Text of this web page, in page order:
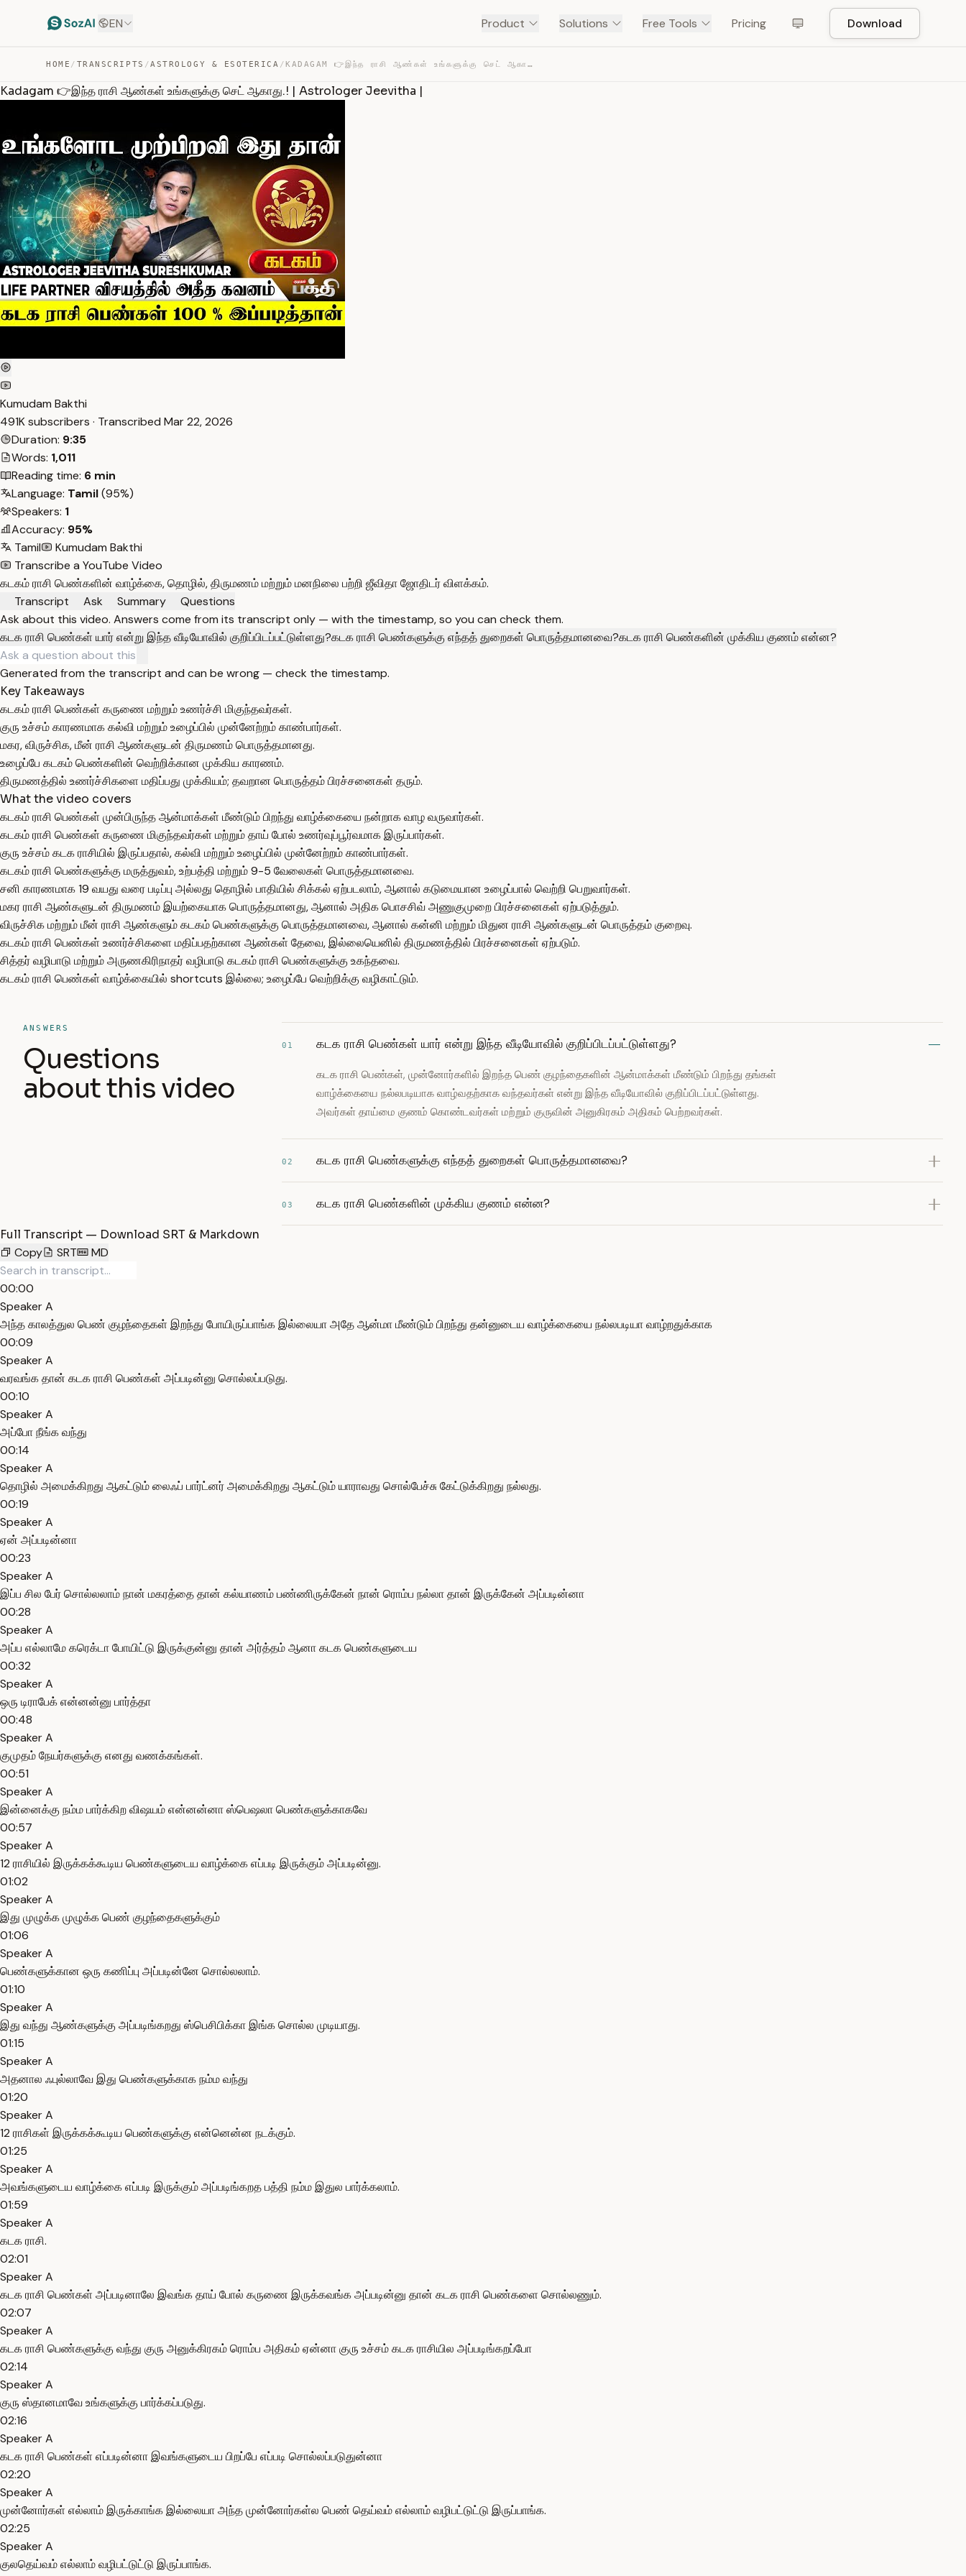
EN Product Solutions Free Tools Pricing Download
HOME / TRANSCRIPTS /ASTROLOGY & ESOTERICA / KADAGAM 👉இந்த ராசி ஆண்கள் உங்களுக்கு செட் ஆகாது.! | AST… — TRANSCRIPT
Kadagam 👉இந்த ராசி ஆண்கள் உங்களுக்கு செட் ஆகாது.! | Astrologer Jeevitha |
Kumudam Bakthi
491K subscribers · Transcribed Mar 22, 2026
Duration: 9:35
Words: 1,011
Reading time: 6 min
Language: Tamil(95%)
Speakers: 1
Accuracy: 95%
Tamil
Kumudam Bakthi
Transcribe a YouTube Video
கடகம் ராசி பெண்களின் வாழ்க்கை, தொழில், திருமணம் மற்றும் மனநிலை பற்றி ஜீவிதா ஜோதிடர் விளக்கம்.
Transcript
Ask Summary
Questions
Ask about this video. Answers come from its transcript only — with the timestamp, so you can check them.
கடக ராசி பெண்கள் யார் என்று இந்த வீடியோவில் குறிப்பிடப்பட்டுள்ளது?கடக ராசி பெண்களுக்கு எந்தத் துறைகள் பொருத்தமானவை?கடக ராசி பெண்களின் முக்கிய குணம் என்ன?
Generated from the transcript and can be wrong — check the timestamp.
Key Takeaways
கடகம் ராசி பெண்கள் கருணை மற்றும் உணர்ச்சி மிகுந்தவர்கள்.
குரு உச்சம் காரணமாக கல்வி மற்றும் உழைப்பில் முன்னேற்றம் காண்பார்கள்.
மகர, விருச்சிக, மீன் ராசி ஆண்களுடன் திருமணம் பொருத்தமானது.
உழைப்பே கடகம் பெண்களின் வெற்றிக்கான முக்கிய காரணம்.
திருமணத்தில் உணர்ச்சிகளை மதிப்பது முக்கியம்; தவறான பொருத்தம் பிரச்சனைகள் தரும்.
What the video covers
கடகம் ராசி பெண்கள் முன்பிருந்த ஆன்மாக்கள் மீண்டும் பிறந்து வாழ்க்கையை நன்றாக வாழ வருவார்கள்.
கடகம் ராசி பெண்கள் கருணை மிகுந்தவர்கள் மற்றும் தாய் போல் உணர்வுப்பூர்வமாக இருப்பார்கள்.
குரு உச்சம் கடக ராசியில் இருப்பதால், கல்வி மற்றும் உழைப்பில் முன்னேற்றம் காண்பார்கள்.
கடகம் ராசி பெண்களுக்கு மருத்துவம், உற்பத்தி மற்றும் 9-5 வேலைகள் பொருத்தமானவை.
சனி காரணமாக 19 வயது வரை படிப்பு அல்லது தொழில் பாதியில் சிக்கல் ஏற்படலாம், ஆனால் கடுமையான உழைப்பால் வெற்றி பெறுவார்கள்.
மகர ராசி ஆண்களுடன் திருமணம் இயற்கையாக பொருத்தமானது, ஆனால் அதிக பொசசிவ் அணுகுமுறை பிரச்சனைகள் ஏற்படுத்தும்.
விருச்சிக மற்றும் மீன் ராசி ஆண்களும் கடகம் பெண்களுக்கு பொருத்தமானவை, ஆனால் கன்னி மற்றும் மிதுன ராசி ஆண்களுடன் பொருத்தம் குறைவு.
கடகம் ராசி பெண்கள் உணர்ச்சிகளை மதிப்பதற்கான ஆண்கள் தேவை, இல்லையெனில் திருமணத்தில் பிரச்சனைகள் ஏற்படும்.
சித்தர் வழிபாடு மற்றும் அருணகிரிநாதர் வழிபாடு கடகம் ராசி பெண்களுக்கு உகந்தவை.
கடகம் ராசி பெண்கள் வாழ்க்கையில் shortcuts இல்லை; உழைப்பே வெற்றிக்கு வழிகாட்டும்.
ANSWERS
Questions
about this video
01 கடக ராசி பெண்கள் யார் என்று இந்த வீடியோவில் குறிப்பிடப்பட்டுள்ளது?
கடக ராசி பெண்கள், முன்னோர்களில் இறந்த பெண் குழந்தைகளின் ஆன்மாக்கள் மீண்டும் பிறந்து தங்கள்
வாழ்க்கையை நல்லபடியாக வாழ்வதற்காக வந்தவர்கள் என்று இந்த வீடியோவில் குறிப்பிடப்பட்டுள்ளது.
அவர்கள் தாய்மை குணம் கொண்டவர்கள் மற்றும் குருவின் அனுகிரகம் அதிகம் பெற்றவர்கள்.
02 கடக ராசி பெண்களுக்கு எந்தத் துறைகள் பொருத்தமானவை?
03 கடக ராசி பெண்களின் முக்கிய குணம் என்ன?
Full Transcript — Download SRT & Markdown
Copy
SRT MD
00:00
Speaker A
அந்த காலத்துல பெண் குழந்தைகள் இறந்து போயிருப்பாங்க இல்லையா அதே ஆன்மா மீண்டும் பிறந்து தன்னுடைய வாழ்க்கையை நல்லபடியா வாழ்றதுக்காக
00:09
Speaker A
வரவங்க தான் கடக ராசி பெண்கள் அப்படின்னு சொல்லப்படுது.
00:10
Speaker A
அப்போ நீங்க வந்து
00:14
Speaker A
தொழில் அமைக்கிறது ஆகட்டும் லைஃப் பார்ட்னர் அமைக்கிறது ஆகட்டும் யாராவது சொல்பேச்சு கேட்டுக்கிறது நல்லது.
00:19
Speaker A
ஏன் அப்படின்னா
00:23
Speaker A
இப்ப சில பேர் சொல்லலாம் நான் மகரத்தை தான் கல்யாணம் பண்ணிருக்கேன் நான் ரொம்ப நல்லா தான் இருக்கேன் அப்படின்னா
00:28
Speaker A
அப்ப எல்லாமே கரெக்டா போயிட்டு இருக்குன்னு தான் அர்த்தம் ஆனா கடக பெண்களுடைய
00:32
Speaker A
ஒரு டிராபேக் என்னன்னு பார்த்தா
00:48
Speaker A
குமுதம் நேயர்களுக்கு எனது வணக்கங்கள்.
00:51
Speaker A
இன்னைக்கு நம்ம பார்க்கிற விஷயம் என்னன்னா ஸ்பெஷலா பெண்களுக்காகவே
00:57
Speaker A
12 ராசியில் இருக்கக்கூடிய பெண்களுடைய வாழ்க்கை எப்படி இருக்கும் அப்படின்னு.
01:02
Speaker A
இது முழுக்க முழுக்க பெண் குழந்தைகளுக்கும்
01:06
Speaker A
பெண்களுக்கான ஒரு கணிப்பு அப்படின்னே சொல்லலாம்.
01:10
Speaker A
இது வந்து ஆண்களுக்கு அப்படிங்கறது ஸ்பெசிபிக்கா இங்க சொல்ல முடியாது.
01:15
Speaker A
அதனால ஃபுல்லாவே இது பெண்களுக்காக நம்ம வந்து
01:20
Speaker A
12 ராசிகள் இருக்கக்கூடிய பெண்களுக்கு என்னென்ன நடக்கும்.
01:25
Speaker A
அவங்களுடைய வாழ்க்கை எப்படி இருக்கும் அப்படிங்கறத பத்தி நம்ம இதுல பார்க்கலாம்.
01:59
Speaker A
கடக ராசி.
02:01
Speaker A
கடக ராசி பெண்கள் அப்படினாலே இவங்க தாய் போல் கருணை இருக்கவங்க அப்படின்னு தான் கடக ராசி பெண்களை சொல்லணும்.
02:07
Speaker A
கடக ராசி பெண்களுக்கு வந்து குரு அனுக்கிரகம் ரொம்ப அதிகம் ஏன்னா குரு உச்சம் கடக ராசியில அப்படிங்கறப்போ
02:14
Speaker A
குரு ஸ்தானமாவே உங்களுக்கு பார்க்கப்படுது.
02:16
Speaker A
கடக ராசி பெண்கள் எப்படின்னா இவங்களுடைய பிறப்பே எப்படி சொல்லப்படுதுன்னா
02:20
Speaker A
முன்னோர்கள் எல்லாம் இருக்காங்க இல்லையா அந்த முன்னோர்கள்ல பெண் தெய்வம் எல்லாம் வழிபட்டுட்டு இருப்பாங்க.
02:25
Speaker A
குலதெய்வம் எல்லாம் வழிபட்டுட்டு இருப்பாங்க.